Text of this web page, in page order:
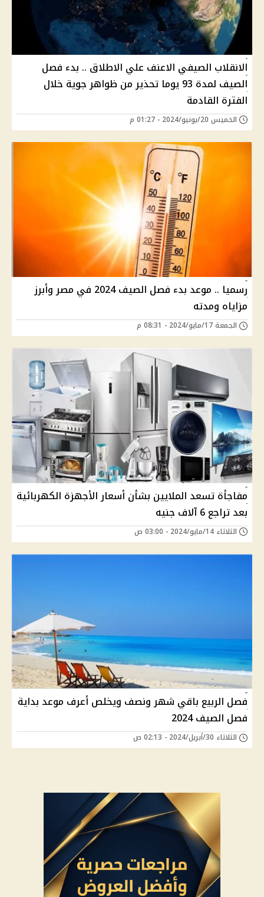
الانقلاب الصيفي الاعنف علي الاطلاق .. بدء فصل
الصيف لمدة 93 يوما تحذير من ظواهر جوية خلال
الفترة القادمة
الخميس 20/يونيو/2024 - 01:27 م
رسميا .. موعد بدء فصل الصيف 2024 في مصر وأبرز
مزاياه ومدته
الجمعة 17/مايو/2024 - 08:31 م
مفاجأة تسعد الملايين بشأن أسعار الأجهزة الكهربائية
بعد تراجع 6 آلاف جنيه
الثلاثاء 14/مايو/2024 - 03:00 ص
فصل الربيع باقي شهر ونصف ويخلص أعرف موعد بداية
فصل الصيف 2024
الثلاثاء 30/أبريل/2024 - 02:13 ص